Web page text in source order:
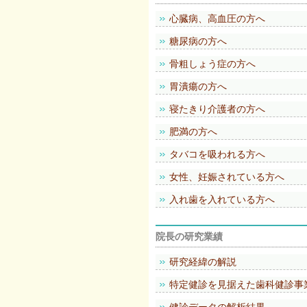
心臓病、高血圧の方へ
糖尿病の方へ
骨粗しょう症の方へ
胃潰瘍の方へ
寝たきり介護者の方へ
肥満の方へ
タバコを吸われる方へ
女性、妊娠されている方へ
入れ歯を入れている方へ
院長の研究業績
研究経緯の解説
特定健診を見据えた歯科健診事